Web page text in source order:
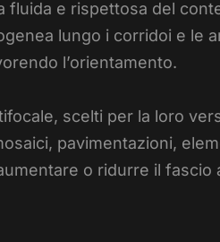
fluida e rispettosa del
lungo i corridoi e le
l’orientamento.
scelti per la loro
pavimentazioni,
o ridurre il